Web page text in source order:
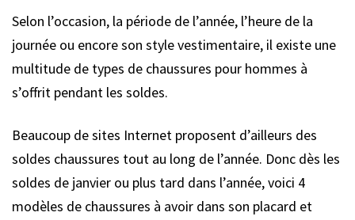
Selon l’occasion, la période de l’année, l’heure de la
journée ou encore son style vestimentaire, il existe une
multitude de types de chaussures pour hommes à
s’offrit pendant les soldes.
Beaucoup de sites Internet proposent d’ailleurs des
soldes chaussures tout au long de l’année. Donc dès les
soldes de janvier ou plus tard dans l’année, voici 4
modèles de chaussures à avoir dans son placard et